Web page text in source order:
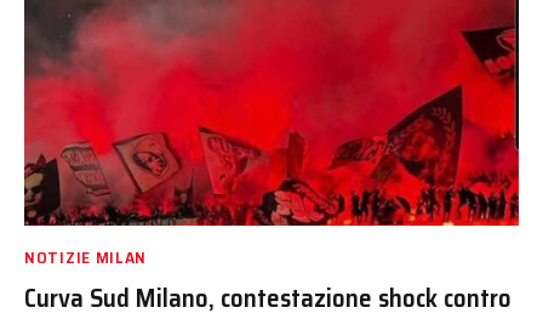
NOTIZIE MILAN
Curva Sud Milano, contestazione shock contro